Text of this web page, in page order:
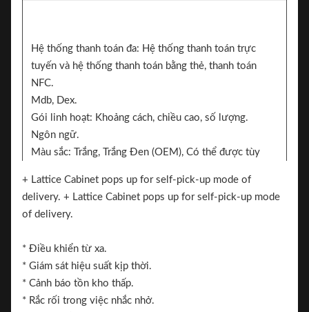
Hệ thống thanh toán đa: Hệ thống thanh toán trực
tuyến và hệ thống thanh toán bằng thẻ, thanh toán
NFC.
Mdb, Dex.
Gói linh hoạt: Khoảng cách, chiều cao, số lượng.
Ngôn ngữ.
Màu sắc: Trắng, Trắng Đen (OEM), Có thể được tùy
2 mặt có thể thêm nhãn dán cho thương hiệu
Nhãn hiệu.
+ Lattice Cabinet pops up for self-pick-up mode of
delivery. + Lattice Cabinet pops up for self-pick-up mode
of delivery.
* Điều khiển từ xa.
* Giám sát hiệu suất kịp thời.
* Cảnh báo tồn kho thấp.
* Rắc rối trong việc nhắc nhở.